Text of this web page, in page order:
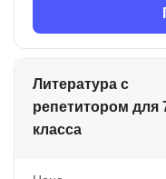
Литература с
репетитором для
класса